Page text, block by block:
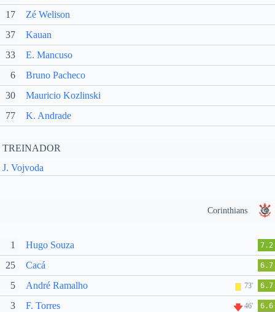
17
Zé Welison
37
Kauan
33
E. Mancuso
6
Bruno Pacheco
30
Mauricio Kozlinski
77
K. Andrade
TREINADOR
J. Vojvoda
Corinthians
1 Hugo Souza 7.2
25 Cacá 6.7
5 André Ramalho 73' 6.7
3 F. Torres 46' 6.6